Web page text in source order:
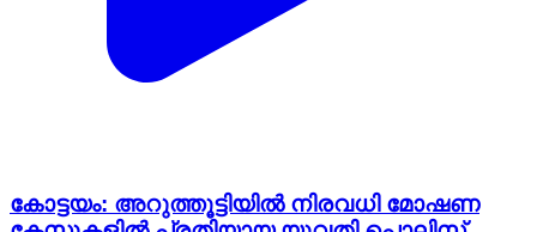
കോട്ടയം: അറുത്തൂട്ടിയിൽ നിരവധി മോഷണ